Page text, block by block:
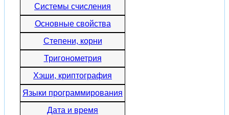
Системы счисления
Основные свойства
Степени, корни
Тригонометрия
Хэши, криптография
Языки программирования
Дата и время